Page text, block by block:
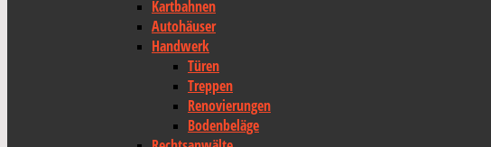
Kartbahnen
Autohäuser
Handwerk
Türen
Treppen
Renovierungen
Bodenbeläge